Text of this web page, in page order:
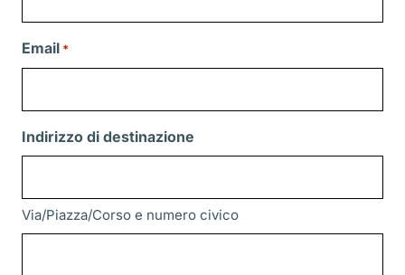
Email *
Indirizzo di destinazione
Via/Piazza/Corso e numero civico